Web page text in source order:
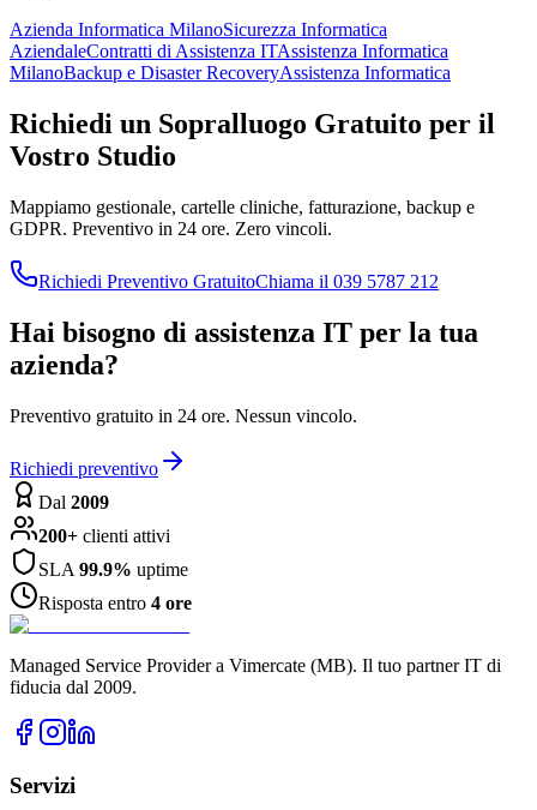
Azienda Informatica MilanoSicurezza Informatica
AziendaleContratti di Assistenza ITAssistenza Informatica
MilanoBackup e Disaster RecoveryAssistenza Informatica
Richiedi un Sopralluogo Gratuito per il
Vostro Studio
Mappiamo gestionale, cartelle cliniche, fatturazione, backup e
GDPR. Preventivo in 24 ore. Zero vincoli.
Richiedi Preventivo GratuitoChiama il 039 5787 212
Hai bisogno di assistenza IT per la tua
azienda?
Preventivo gratuito in 24 ore. Nessun vincolo.
Richiedi preventivo
Dal 2009
200+ clienti attivi
SLA 99.9% uptime
Risposta entro 4 ore
Managed Service Provider a Vimercate (MB). Il tuo partner IT di
fiducia dal 2009.
Servizi